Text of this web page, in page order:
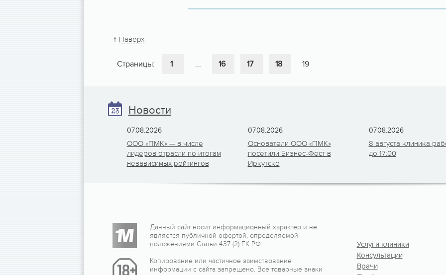
↑ Наверх
Страницы: 1 ... 16 17 18 19
Новости
07.08.2026
ООО «ПМК» — в числе
лидеров отрасли по итогам
независимых рейтингов
07.08.2026
Основатели ООО «ПМК»
посетили Бизнес-Фест в
Иркутске
07.08.2026
8 августа клиника
до 17:00
Данный сайт носит информационный характер и не
является публичной офертой, определяемой
положениями Статьи 437 (2) ГК РФ.
Копирование или частичное заимствование
информации с сайта запрещено. Все товарные знаки
Услуги клиники
Консультации
Врачи